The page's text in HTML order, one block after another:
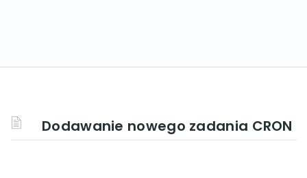
Dodawanie nowego zadania CRON